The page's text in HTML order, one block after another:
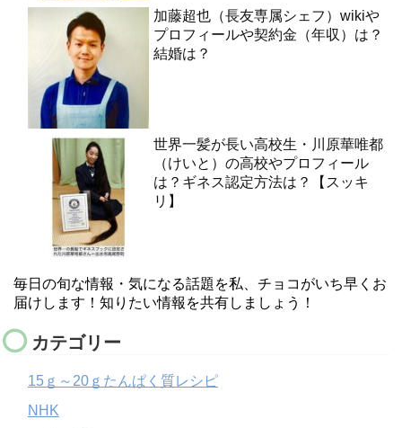
加藤超也（長友専属シェフ）wikiや
プロフィールや契約金（年収）は？
結婚は？
世界一髪が長い高校生・川原華唯都
（けいと）の高校やプロフィール
は？ギネス認定方法は？【スッキ
リ】
毎日の旬な情報・気になる話題を私、チョコがいち早くお
届けします！知りたい情報を共有しましょう！
カテゴリー
15ｇ～20ｇたんぱく質レシピ
NHK